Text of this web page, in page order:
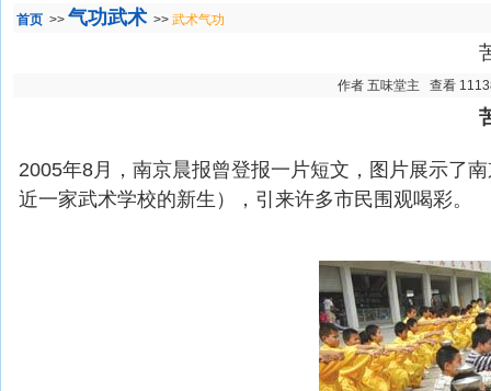
首页 >> 气功武术 >> 武术气功
作者 五味堂主 查看
2005年8月，南京晨报曾登报一片短文，图片展示了
近一家武术学校的新生），引来许多市民围观喝彩。